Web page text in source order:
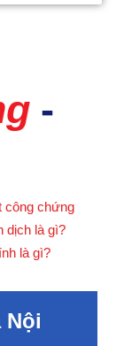
-
công chứng
dịch là gì?
là gì?
Nội